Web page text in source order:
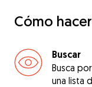
Cómo
Buscar
Busca
una lista